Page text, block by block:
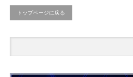
トップページに戻る